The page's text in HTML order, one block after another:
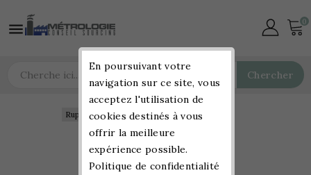
 0
Chercher
Rupture de stock
Rupture de stock
En poursuivant votre
navigation sur ce site, vous
acceptez l'utilisation de
cookies destinés à vous
offrir la meilleure
expérience possible.
Politique de confidentialité